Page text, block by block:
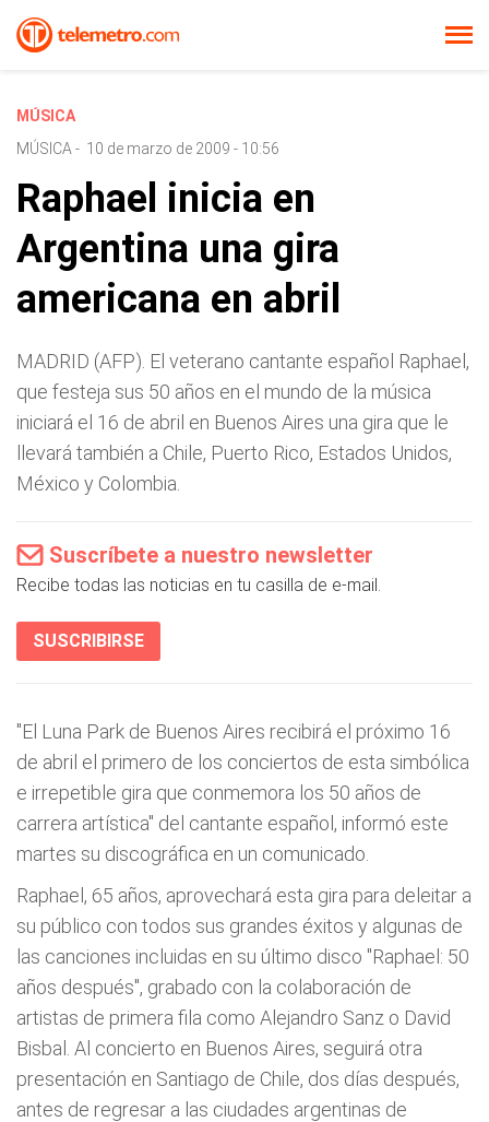
MÚSICA
MÚSICA - 10 de marzo de 2009 - 10:56
Raphael inicia en
Argentina una gira
americana en abril
MADRID (AFP). El veterano cantante español Raphael,
que festeja sus 50 años en el mundo de la música
iniciará el 16 de abril en Buenos Aires una gira que le
llevará también a Chile, Puerto Rico, Estados Unidos,
México y Colombia.
Suscríbete a nuestro newsletter
Recibe todas las noticias en tu casilla de e-mail.
SUSCRIBIRSE
"El Luna Park de Buenos Aires recibirá el próximo 16
de abril el primero de los conciertos de esta simbólica
e irrepetible gira que conmemora los 50 años de
carrera artística" del cantante español, informó este
martes su discográfica en un comunicado.
Raphael, 65 años, aprovechará esta gira para deleitar a
su público con todos sus grandes éxitos y algunas de
las canciones incluidas en su último disco "Raphael: 50
años después", grabado con la colaboración de
artistas de primera fila como Alejandro Sanz o David
Bisbal. Al concierto en Buenos Aires, seguirá otra
presentación en Santiago de Chile, dos días después,
antes de regresar a las ciudades argentinas de